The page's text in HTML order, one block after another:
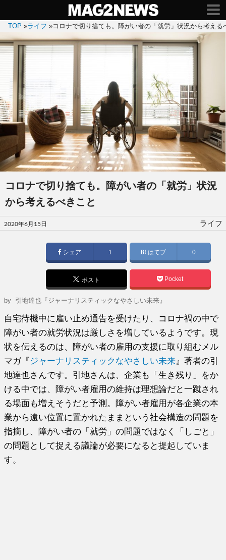
TOP »ライフ »コロナで切り捨ても。障がい者の「就労」状況から考える
コロナで切り捨ても。障がい者の「就労」状況
から考えるべきこと
投
稿
2020年6月15日 ライフ
シェア 1 はてブ 0
ポスト Pocket
by 引地達也『ジャーナリスティックなやさしい未来』
自宅待機中に雇い止め通告を受けたり、コロナ禍の中で
障がい者の就労状況は厳しさを増しているようです。現
状を伝えるのは、障がい者の雇用の支援に取り組むメル
マガ『 ジャーナリスティックなやさしい未来 』著者の引
地達也さんです。引地さんは、企業も「生き残り」をか
ける中では、障がい者雇用の維持は理想論だと一蹴され
る場面も増えそうだと予測。障がい者雇用が各企業の本
業から遠い位置に置かれたままという社会構造の問題を
指摘し、障がい者の「就労」の問題ではなく「しごと」
の問題として捉える議論が必要になると提起していま
す。